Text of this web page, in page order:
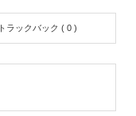
トラックバック ( 0 )